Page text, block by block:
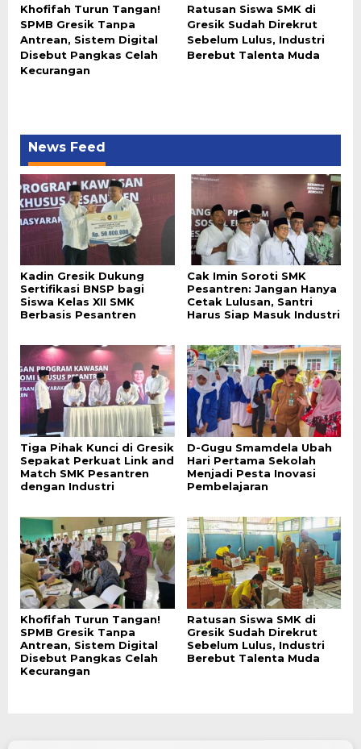
Khofifah Turun Tangan!
SPMB Gresik Tanpa
Antrean, Sistem Digital
Disebut Pangkas Celah
Kecurangan
Ratusan Siswa SMK di
Gresik Sudah Direkrut
Sebelum Lulus, Industri
Berebut Talenta Muda
News Feed
Kadin Gresik Dukung
Sertifikasi BNSP bagi
Siswa Kelas XII SMK
Berbasis Pesantren
Cak Imin Soroti SMK
Pesantren: Jangan Hanya
Cetak Lulusan, Santri
Harus Siap Masuk Industri
Tiga Pihak Kunci di Gresik
Sepakat Perkuat Link and
Match SMK Pesantren
dengan Industri
D-Gugu Smamdela Ubah
Hari Pertama Sekolah
Menjadi Pesta Inovasi
Pembelajaran
Khofifah Turun Tangan!
SPMB Gresik Tanpa
Antrean, Sistem Digital
Disebut Pangkas Celah
Kecurangan
Ratusan Siswa SMK di
Gresik Sudah Direkrut
Sebelum Lulus, Industri
Berebut Talenta Muda